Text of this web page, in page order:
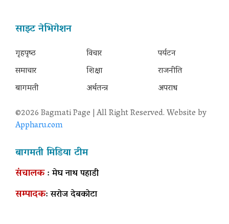
साइट नेभिगेशन
गृहपृष्‍ठ
समाचार
बागमती
विचार
शिक्षा
अर्थतन्त्र
पर्यटन
राजनीति
अपराध
©2026 Bagmati Page | All Right Reserved. Website by
Appharu.com
बागमती मिडिया टीम
संचालक: मेघ नाथ पहाडी
सम्पादक: सरोज देबकोटा